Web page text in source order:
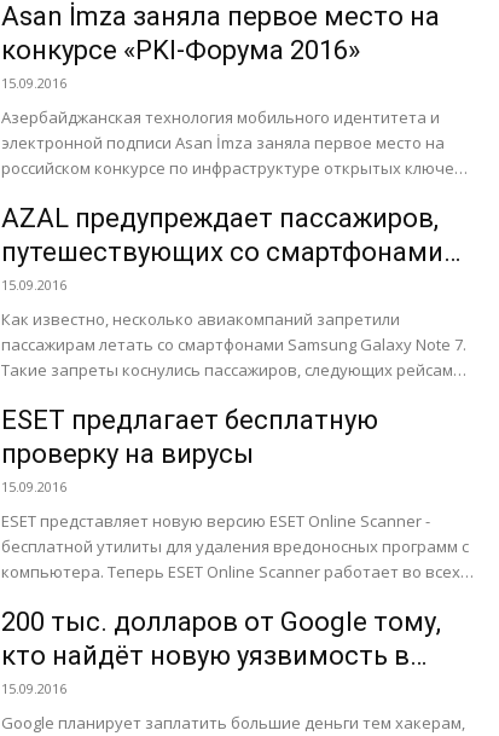
Asan İmza заняла первое место на
конкурсе «PKI-Форума 2016»
15.09.2016
Азербайджанская технология мобильного идентитета и
электронной подписи Asan İmza заняла первое место на
российском конкурсе по инфраструктуре открытых ключей,
AZAL предупреждает пассажиров,
путешествующих со смартфонами
Samsung Galaxy Note 7
15.09.2016
Как известно, несколько авиакомпаний запретили
пассажирам летать со смартфонами Samsung Galaxy Note 7.
Такие запреты коснулись пассажиров, следующих рейсами
ESET предлагает бесплатную
проверку на вирусы
15.09.2016
ESET представляет новую версию ESET Online Scanner -
бесплатной утилиты для удаления вредоносных программ с
компьютера. Теперь ESET Online Scanner работает во всех
200 тыс. долларов от Google тому,
кто найдёт новую уязвимость в
Android
15.09.2016
Google планирует заплатить большие деньги тем хакерам,